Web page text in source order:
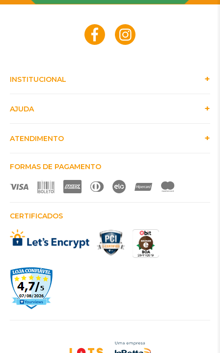
INSTITUCIONAL
AJUDA
ATENDIMENTO
FORMAS DE PAGAMENTO
CERTIFICADOS